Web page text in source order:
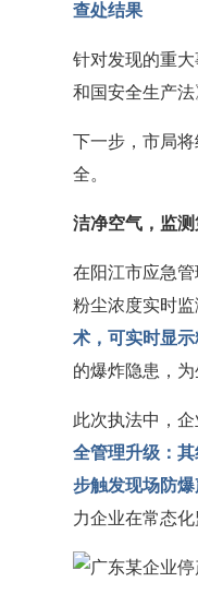
查处结果
针对发现的重
和国安全生产
下一步，市局
全。
洁净空气，监
在阳江市应急
粉尘浓度实时
术，可实时显
的爆炸隐患，为
此次执法中，
全管理升级：
步触发现场防
力企业在常态化